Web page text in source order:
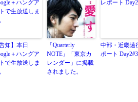
告知】本日
＋ハングア
で生放送しま
「Quarterly
NOTE」「東京カ
レンダー」に掲載
されました。
中部・近畿遠
ポート Day2#3